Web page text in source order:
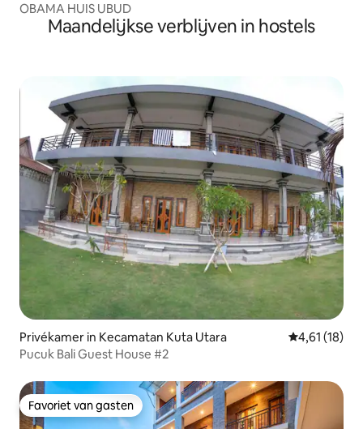
OBAMA HUIS UBUD
Maandelijkse verblijven in hostels
Privékamer in Kecamatan Kuta Utara Gemiddelde
4,61 (18)
Pucuk Bali Guest House #2
Favoriet van gasten
Favoriet van gasten